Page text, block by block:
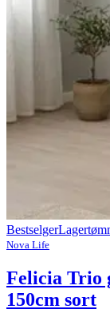
Bestselger
Nova Life
Felicia Trio
150cm sort